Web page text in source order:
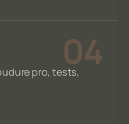
pro, tests,